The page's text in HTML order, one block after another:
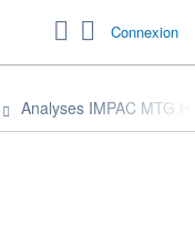
Connexion
Analyses IMPAC MTG